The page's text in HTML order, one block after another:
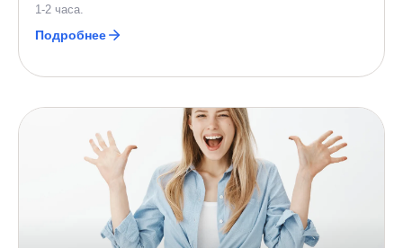
1-2 часа.
Подробнее